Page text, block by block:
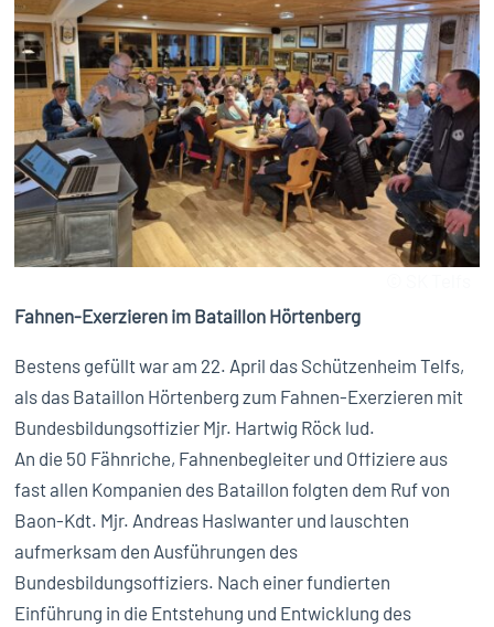
Fahnen-Exerzieren im Bataillon Hörtenberg
Bestens gefüllt war am 22. April das Schützenheim Telfs,
als das Bataillon Hörtenberg zum Fahnen-Exerzieren mit
Bundesbildungsoffizier Mjr. Hartwig Röck lud.
An die 50 Fähnriche, Fahnenbegleiter und Offiziere aus
fast allen Kompanien des Bataillon folgten dem Ruf von
Baon-Kdt. Mjr. Andreas Haslwanter und lauschten
aufmerksam den Ausführungen des
Bundesbildungsoffiziers. Nach einer fundierten
Einführung in die Entstehung und Entwicklung des